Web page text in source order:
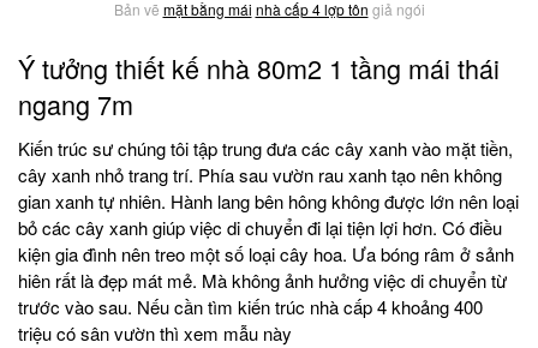
Bản vẽ mặt bằng mái nhà cấp 4 lợp tôn giả ngói
Ý tưởng thiết kế nhà 80m2 1 tầng mái thái
ngang 7m
Kiến trúc sư chúng tôi tập trung đưa các cây xanh vào mặt tiền,
cây xanh nhỏ trang trí. Phía sau vườn rau xanh tạo nên không
gian xanh tự nhiên. Hành lang bên hông không được lớn nên loại
bỏ các cây xanh giúp việc di chuyển đi lại tiện lợi hơn. Có điều
kiện gia đình nên treo một số loại cây hoa. Ưa bóng râm ở sảnh
hiên rất là đẹp mát mẻ. Mà không ảnh hưởng việc di chuyển từ
trước vào sau. Nếu cần tìm kiến trúc nhà cấp 4 khoảng 400
triệu có sân vườn thì xem mẫu này